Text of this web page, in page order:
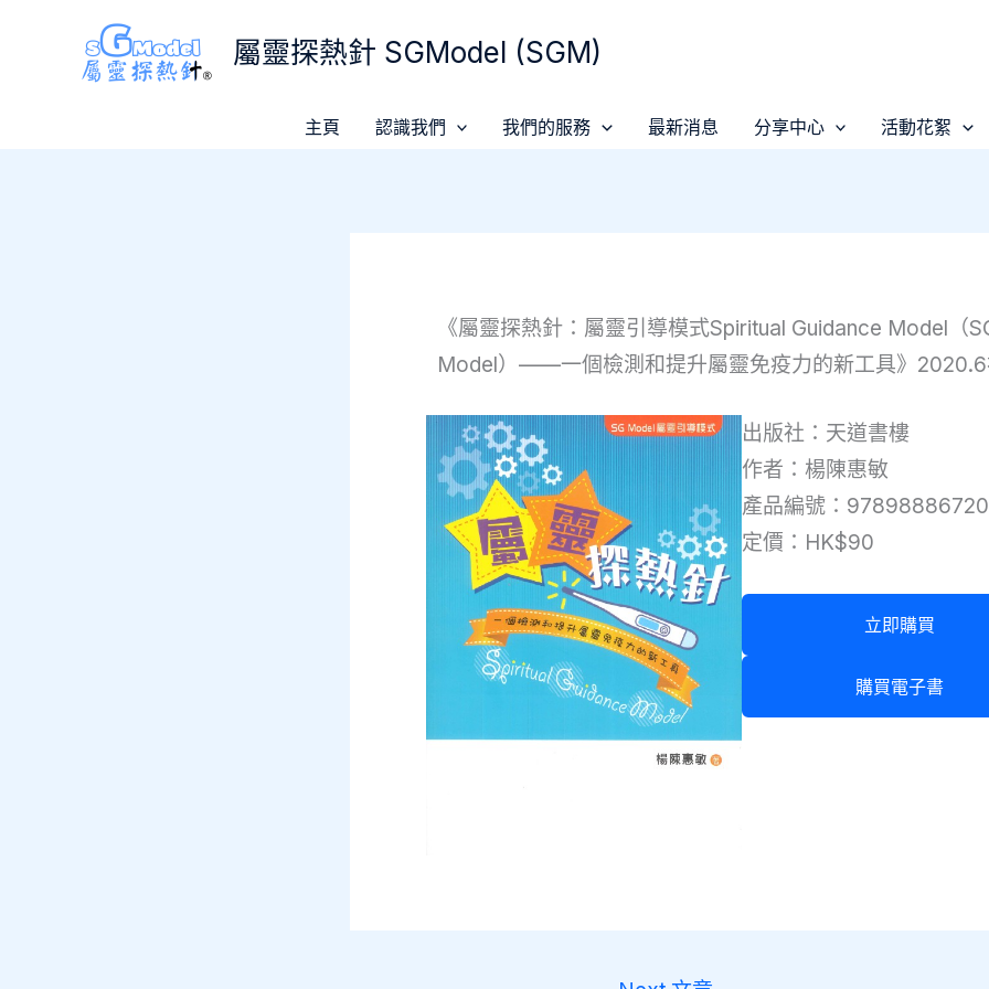
屬靈探熱針 SGModel (SGM)
主頁 認識我們 我們的服務 最新消息 分享中心 活動花絮
《屬靈探熱針：屬靈引導模式Spiritual Guidance Model（
Model）——一個檢測和提升屬靈免疫力的新工具》
出版社：天道書樓
作者：楊陳惠敏
產品編號：
定價：HK$90
立即購買
購買電子書